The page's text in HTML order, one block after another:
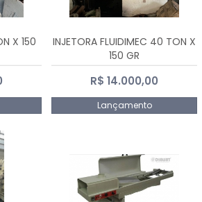
X 150
INJETORA FLUIDIMEC 40 TON X
150 GR
R$ 14.000,00
Lançamento